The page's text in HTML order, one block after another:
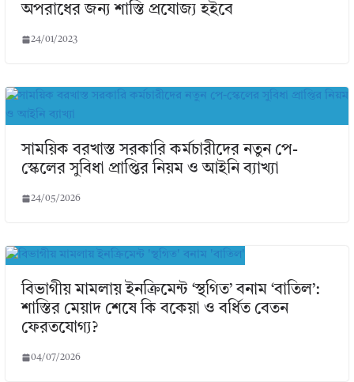
অপরাধের জন্য শাস্তি প্রযোজ্য হইবে
24/01/2023
সাময়িক বরখাস্ত সরকারি কর্মচারীদের নতুন পে-
স্কেলের সুবিধা প্রাপ্তির নিয়ম ও আইনি ব্যাখ্যা
24/05/2026
বিভাগীয় মামলায় ইনক্রিমেন্ট ‘স্থগিত’ বনাম ‘বাতিল’:
শাস্তির মেয়াদ শেষে কি বকেয়া ও বর্ধিত বেতন
ফেরতযোগ্য?
04/07/2026